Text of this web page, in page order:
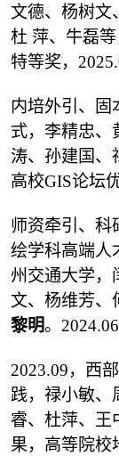
文德、杨树文
杜 萍、牛磊等
特等奖，
内培外引、固
式，李精忠、
涛、孙建国、
高校GIS论坛
师资牵引、科
绘学科高端人
州交通大学，
文、杨维芳、
黎明。
2023.09，西
践，禄小敏、
睿、杜萍、王
果，高等院校